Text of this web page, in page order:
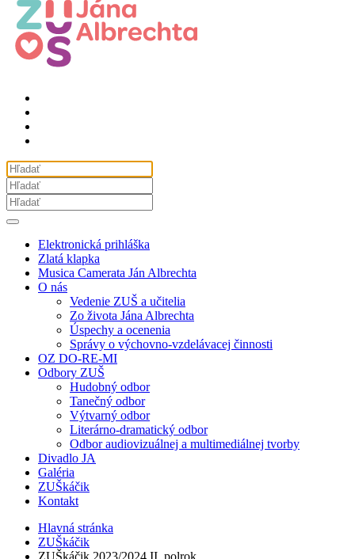
Elektronická prihláška
Zlatá klapka
Musica Camerata Ján Albrechta
O nás
Vedenie ZUŠ a učitelia
Zo života Jána Albrechta
Úspechy a ocenenia
Správy o výchovno-vzdelávacej činnosti
OZ DO-RE-MI
Odbory ZUŠ
Hudobný odbor
Tanečný odbor
Výtvarný odbor
Literárno-dramatický odbor
Odbor audiovizuálnej a multimediálnej tvorby
Divadlo JA
Galéria
ZUŠkáčik
Kontakt
Hlavná stránka
ZUŠkáčik
ZUŠkáčik 2023/2024 II. polrok